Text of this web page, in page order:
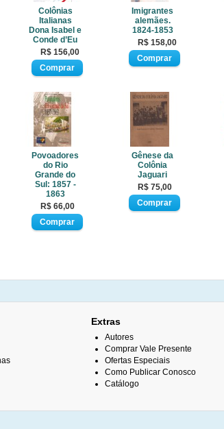
Colônias
Italianas
Dona Isabel e
Conde d’Eu
R$ 156,00
Imigrantes
alemães.
1824-1853
R$ 158,00
Povoadores
do Rio
Grande do
Sul: 1857 -
1863
R$ 66,00
Gênese da
Colônia
Jaguari
R$ 75,00
Extras
Autores
Comprar Vale Presente
Ofertas Especiais
Como Publicar Conosco
Catálogo